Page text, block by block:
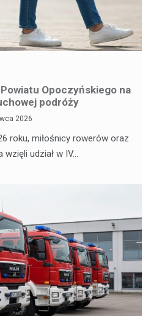
Opoczyńskiego na
podróży
2026
roku, miłośnicy rowerów oraz
udział w IV…